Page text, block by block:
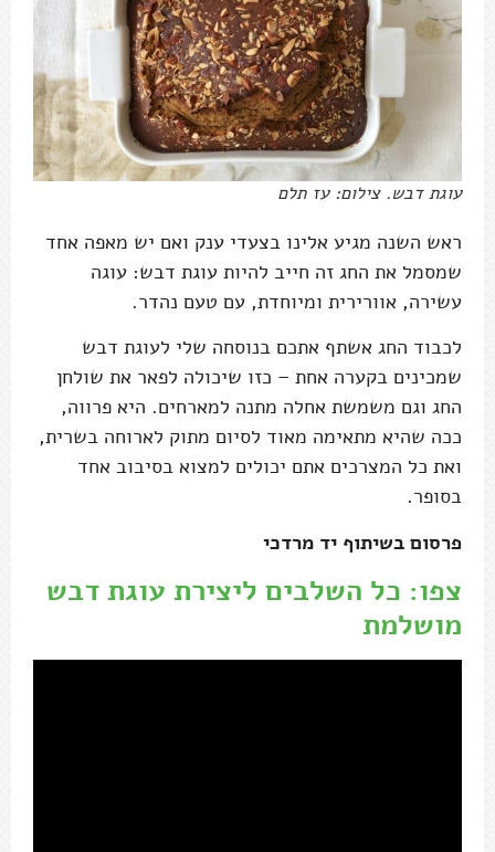
עוגת דבש. צילום: עז תלם
ראש השנה מגיע אלינו בצעדי ענק ואם יש מאפה אחד
שמסמל את החג זה חייב להיות עוגת דבש: עוגה
עשירה, אוורירית ומיוחדת, עם טעם נהדר.
לכבוד החג אשתף אתכם בנוסחה שלי לעוגת דבש
שמכינים בקערה אחת – כזו שיכולה לפאר את שולחן
החג וגם משמשת אחלה מתנה למארחים. היא פרווה,
ככה שהיא מתאימה מאוד לסיום מתוק לארוחה בשרית,
ואת כל המצרכים אתם יכולים למצוא בסיבוב אחד
בסופר.
פרסום בשיתוף יד מרדכי
צפו: כל השלבים ליצירת עוגת דבש
מושלמת